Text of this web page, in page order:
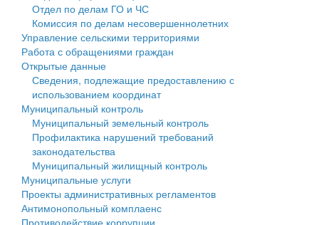
Фотоальбом
Проекты административных регламентов
Антимонопольный комплаенс
Противодействие коррупции
среднего предпринимательства
Муниципальные программы
Контрольно-счетная палата
Персональные данные
Оценка регулирующего воздействия
Деятельность МУ
Нормативы градостроительного проектирования
Отдел по делам ГО и ЧС
Комиссия по делам несовершеннолетних
Управление сельскими территориями
Работа с обращениями граждан
Открытые данные
Сведения, подлежащие предоставлению с
использованием координат
Муниципальный контроль
Муниципальный земельный контроль
Профилактика нарушений требований
законодательства
Муниципальный жилищный контроль
Муниципальные услуги
Проекты административных регламентов
Антимонопольный комплаенс
Противодействие коррупции